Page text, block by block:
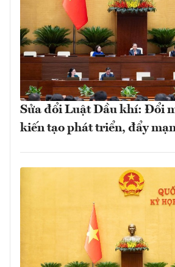
Sửa đổi Luật Dầu khí: Đổi
kiến tạo phát triển, đẩy